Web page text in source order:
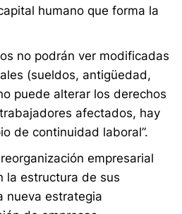
humano que forma la
no podrán ver modificadas
(sueldos, antigüedad,
puede alterar los derechos
afectados, hay
de continuidad laboral”.
empresarial
la estructura de sus
nueva estrategia